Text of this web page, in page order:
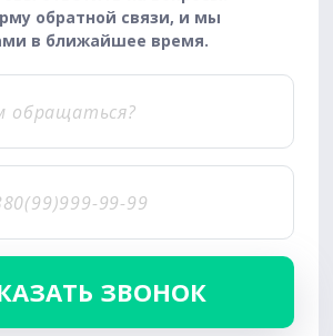
обратной связи, и мы
в ближайшее время.